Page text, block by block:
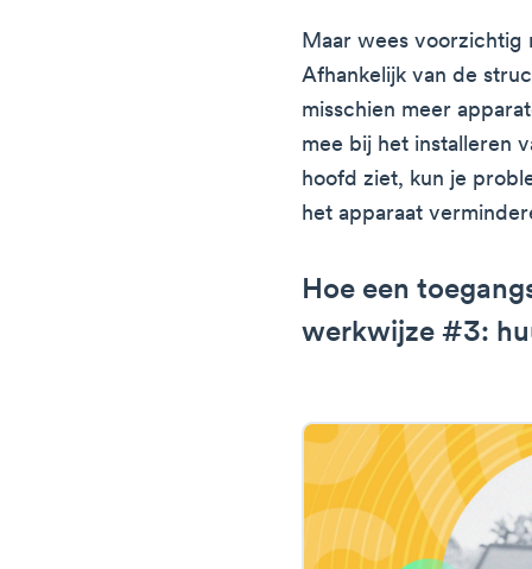
Maar wees voorzichtig
Afhankelijk van de
misschien meer
mee bij het installeren
hoofd ziet, kun je
het apparaat
Hoe een
werkwijze #3: